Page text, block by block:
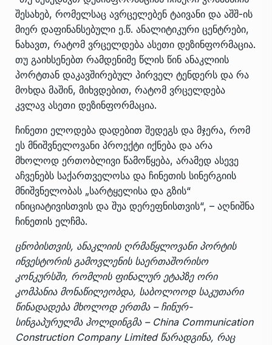
შესახებ, რომელსაც ავრცელებენ ტაივანი და აშშ-ის
მიერ დაფინანსებული ე.წ. ანალიტიკური ცენტრები,
ნახავთ, რატომ ვრცელდება ასეთი დეზინფორმაცია.
თუ გაიხსენებთ რამდენიმე წლის წინ ანაკლიის
პორტთან დაკავშირებულ პირველ ტენდერს და რა
მოხდა მაშინ, მიხვდებით, რატომ ვრცელდება
კვლავ ასეთი დეზინფორმაცია.
ჩინეთი ელოდება დადებით შედეგს და მჯერა, რომ
ეს მნიშვნელოვანი პროექტი იქნება და არა
მხოლოდ ერთობლივი წამოწყება, არამედ ასევე
აჩვენებს საქართველოსა და ჩინეთის სინერგიის
მნიშვნელობას „სარტყელისა და გზის“
ინიციატივისთვის და შუა დერეფნისთვის“, – აღნიშნა
ჩინეთის ელჩმა.
ცნობისთვის, ანაკლიის ღრმაწყლოვანი პორტის
ინვესტორის გამოვლენის საერთაშორისო
კონკურსში, რომლის ფინალურ ეტაპზე ორი
კომპანია მონაწილეობდა, საბოლოოდ საკუთარი
წინადადება მხოლოდ ერთმა – ჩინურ-
სინგაპურულმა ჰოლდინგმა – China Communication
Construction Company Limited წარადგინა, რაც